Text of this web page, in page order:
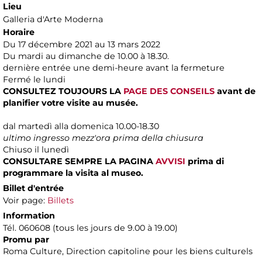
Lieu
Galleria d'Arte Moderna
Horaire
Du 17 décembre 2021 au 13 mars 2022
Du mardi au dimanche de 10.00 à 18.30.
dernière entrée une demi-heure avant la fermeture
Fermé le lundi
CONSULTEZ TOUJOURS LA PAGE DES CONSEILS avant de
planifier votre visite au musée.
dal martedì alla domenica 10.00-18.30
ultimo ingresso mezz'ora prima della chiusura
Chiuso il lunedì
CONSULTARE SEMPRE LA PAGINA AVVISI prima di
programmare la visita al museo.
Billet d'entrée
Voir page: Billets
Information
Tél. 060608 (tous les jours de 9.00 à 19.00)
Promu par
Roma Culture, Direction capitoline pour les biens culturels